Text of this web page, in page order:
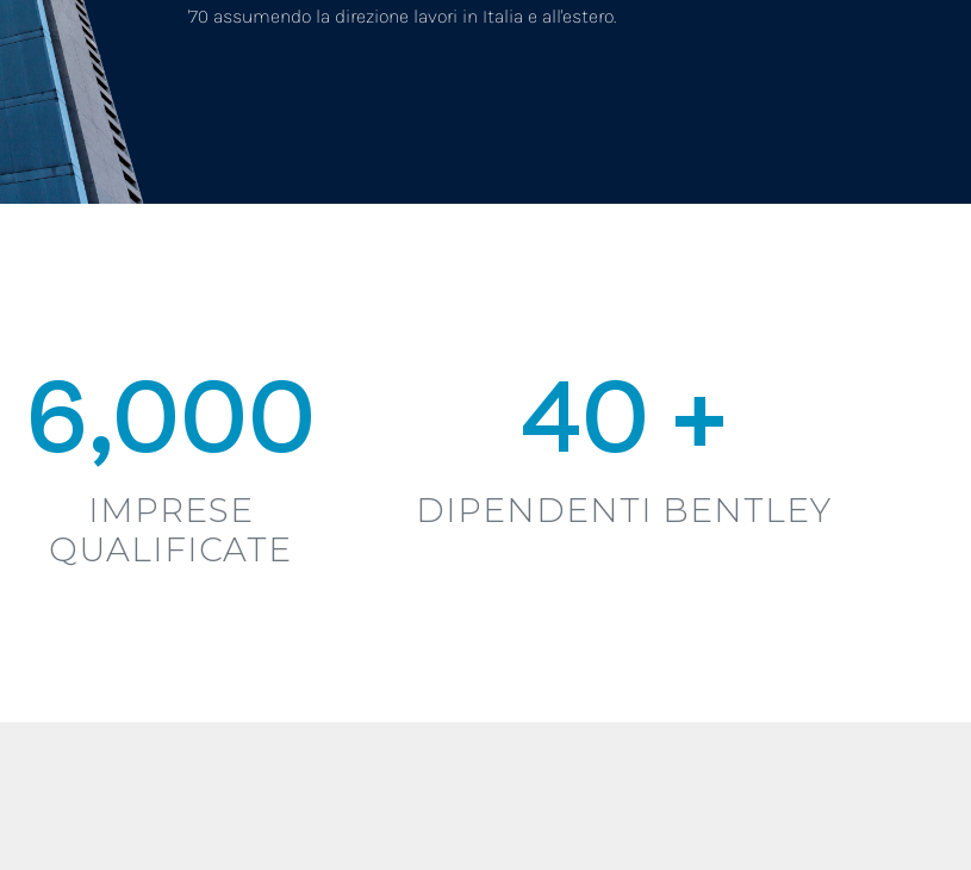
'70 assumendo la direzione lavori in Italia e all'estero.
6,000
IMPRESE
QUALIFICATE
40 +
DIPENDENTI BENTLEY